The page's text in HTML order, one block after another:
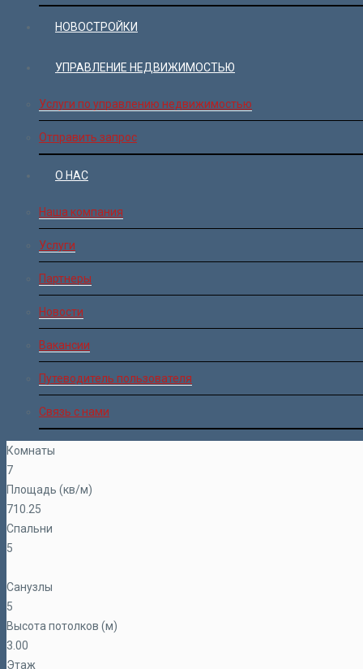
НОВОСТРОЙКИ
УПРАВЛЕНИЕ НЕДВИЖИМОСТЬЮ
Услуги по управлению недвижимостью
Отправить запрос
О НАС
Наша компания
Услуги
Партнеры
Новости
Вакансии
Путеводитель пользователя
Связь с нами
Комнаты
7
Площадь (кв/м)
710.25
Спальни
5
Санузлы
5
Высота потолков (м)
3.00
Этаж